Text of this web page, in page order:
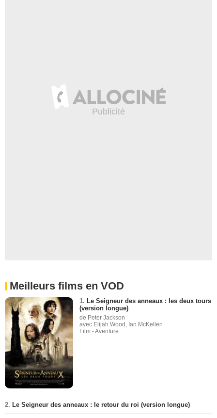
Meilleurs films en VOD
1. Le Seigneur des anneaux : les deux tours
(version longue)
de Peter Jackson
avec Elijah Wood, Ian McKellen
Film - Aventure
2. Le Seigneur des anneaux : le retour du roi (version longue)